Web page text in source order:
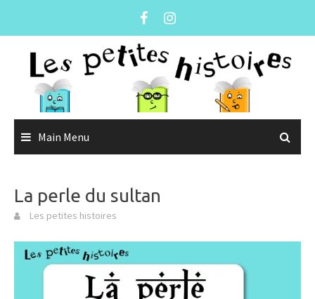
Main Menu
La perle du sultan
Les petites histoires